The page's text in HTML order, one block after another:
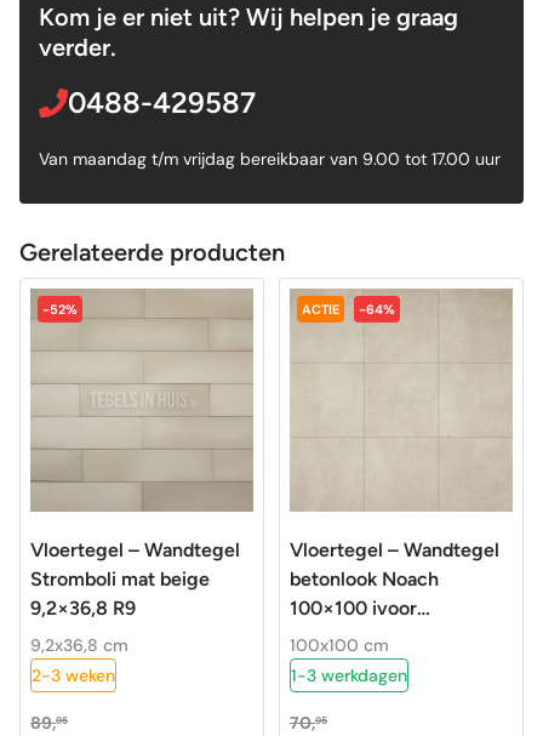
Kom je er niet uit? Wij helpen je graag
verder.
0488-429587
Van maandag t/m vrijdag bereikbaar van 9.00 tot 17.00 uur
Gerelateerde producten
-52%
Vloertegel – Wandtegel
Stromboli mat beige
9,2×36,8 R9
9,2x36,8 cm
2-3 weken
89,95
ACTIE -64%
Vloertegel – Wandtegel
betonlook Noach
100×100 ivoor
gerectificeerd R9
100x100 cm
1-3 werkdagen
70,95